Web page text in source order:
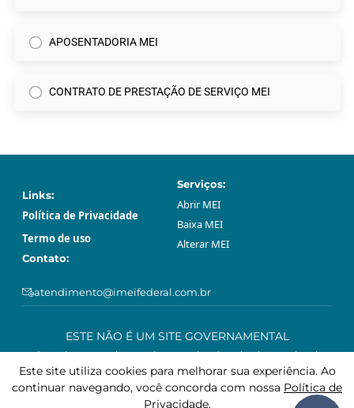
APOSENTADORIA MEI
CONTRATO DE PRESTAÇÃO DE SERVIÇO MEI
Links:
Política de Privacidade
Termo de uso
Serviços:
Abrir МЕI
Baixa МЕI
Alterar МЕI
Contato:
atendimento@imeifederal.com.br
ESTE NÃO É UM SITE GOVERNAMENTAL
O serviço prestado através neste site são privado e opcional.
Podem ser feitos gratuitamente sem o acompanhamento profissional
deste site, através da plataforma governamental gov.br.
Este site utiliza cookies para melhorar sua experiência. Ao
continuar navegando, você concorda com nossa Política de
Privacidade.